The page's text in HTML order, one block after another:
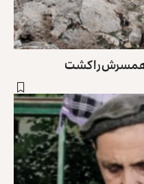
همسرش را کشت